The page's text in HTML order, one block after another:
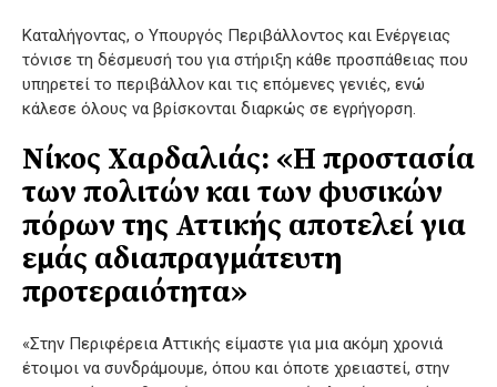
Καταλήγοντας, ο Υπουργός Περιβάλλοντος και Ενέργειας
τόνισε τη δέσμευσή του για στήριξη κάθε προσπάθειας που
υπηρετεί το περιβάλλον και τις επόμενες γενιές, ενώ
κάλεσε όλους να βρίσκονται διαρκώς σε εγρήγορση.
Νίκος Χαρδαλιάς: «Η προστασία
των πολιτών και των φυσικών
πόρων της Αττικής αποτελεί για
εμάς αδιαπραγμάτευτη
προτεραιότητα»
«Στην Περιφέρεια Αττικής είμαστε για μια ακόμη χρονιά
έτοιμοι να συνδράμουμε, όπου και όποτε χρειαστεί, στην